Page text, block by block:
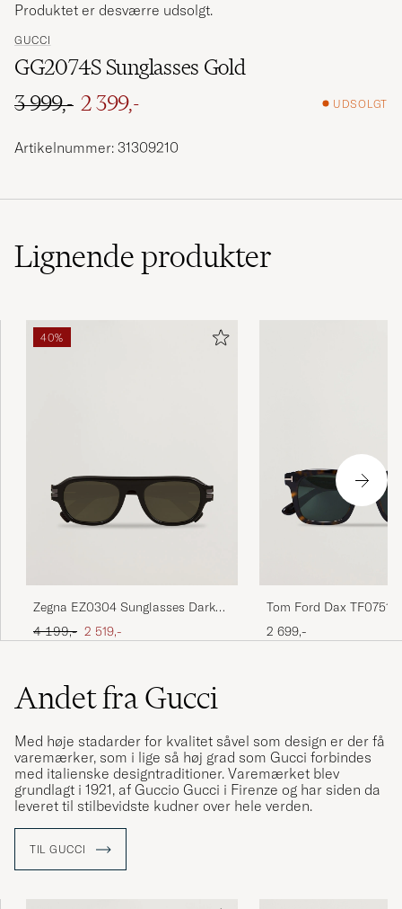
GUCCI
GG2074S Sunglasses Gold
Ordinary pris
3 999,-
Nedsat pris
2 399,- UDSOLGT
Produktet er desværre udsolgt.
Artikelnummer: 31309210
Lignendeprodukter
40%
Zegna EZ0304 Sunglasses Dark
Brown
Ordinary pris
4 199,- Nedsat pris
2 519,-
Tom Ford Dax TF0751
Havanna
2 699,-
Andet fra Gucci
Med høje stadarder for kvalitet såvel som design er der få
varemærker, som i lige så høj grad som Gucci forbindes
med italienske designtraditioner. Varemærket blev
grundlagt i 1921, af Guccio Gucci i Firenze og har siden da
leveret til stilbevidste kudner over hele verden.
TIL GUCCI